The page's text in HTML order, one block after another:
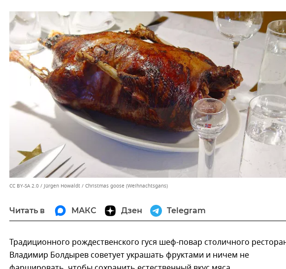
CC BY-SA 2.0 / Jürgen Howaldt / Christmas goose (Weihnachtsgans)
Читать в МАКС Дзен Telegram
Традиционного рождественского гуся шеф-повар столичного
Владимир Болдырев советует украшать фруктами и ничем не